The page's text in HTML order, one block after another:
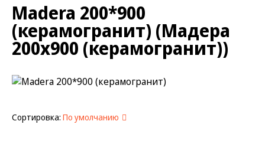
Madera 200*900
(керамогранит) (Мадера
200х900 (керамогранит))
Сортировка: По умолчанию